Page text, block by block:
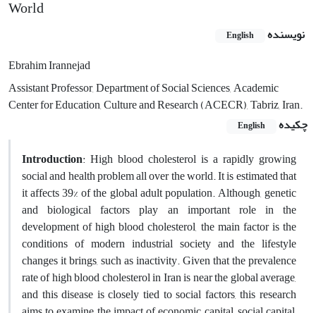
World
نویسنده English
Ebrahim Irannejad
Assistant Professor, Department of Social Sciences, Academic
Center for Education, Culture and Research (ACECR), Tabriz, Iran.
چکیده
English
Introduction: High blood cholesterol is a rapidly growing
social and health problem all over the world. It is estimated that
it affects 39% of the global adult population. Although, genetic
and biological factors play an important role in the
development of high blood cholesterol, the main factor is the
conditions of modern industrial society and the lifestyle
changes it brings, such as inactivity. Given that the prevalence
rate of high blood cholesterol in Iran is near the global average,
and this disease is closely tied to social factors, this research